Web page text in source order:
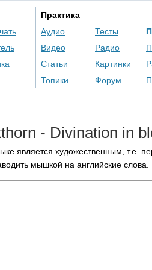
Практика
Аудио
Видео
Статьи
Топики
Тесты
Радио
Картинки
Форум
- Divination in
является художественным, т.е.
мышкой на английские слова.